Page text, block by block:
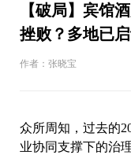
【破局】宾馆
挫败？多地已
作者：张晓宝
众所周知，过去的
业协同支撑下的治